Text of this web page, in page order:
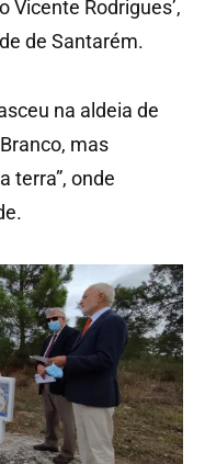
Vicente Rodrigues’,
de Santarém.
na aldeia de
mas
terra”, onde